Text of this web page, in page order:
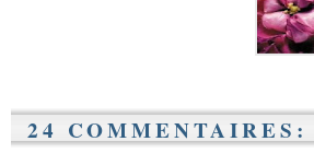
24 COMMENTAIRES: